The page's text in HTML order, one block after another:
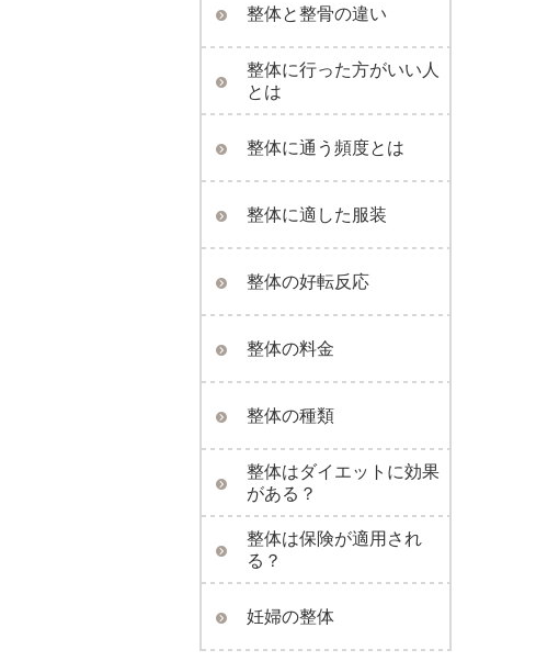
整体と整骨の違い
整体に行った方がいい人
とは
整体に通う頻度とは
整体に適した服装
整体の好転反応
整体の料金
整体の種類
整体はダイエットに効果
がある？
整体は保険が適用され
る？
妊婦の整体